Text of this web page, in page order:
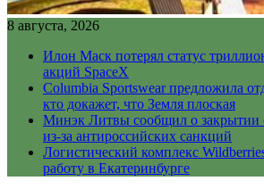
8 августа, 2026
Илон Маск потерял статус
акций SpaceX
Columbia Sportswear предложила
кто докажет, что Земля плоская
Минэк Литвы сообщил о закрытии
из-за антироссийских санкций
Логистический комплекс
работу в Екатеринбурге